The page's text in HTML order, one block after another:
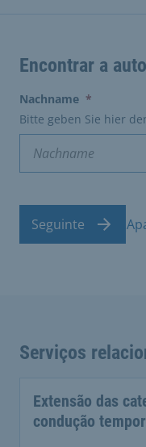
Encontrar a
Nachname *
Bitte geben Sie hier
Seguinte
Serviços
Extensão das
condução